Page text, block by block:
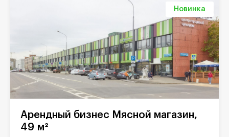
Новинка
Арендный бизнес Мясной магазин,
49 м²